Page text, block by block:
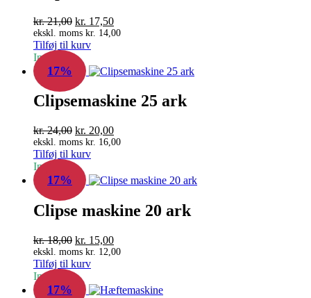
kr.21,00 Den
oprindelige
pris
var:
kr. 21,00.
kr. 17,50Den
aktuelle
kr. 17,50.
ekskl. moms kr. 14,00
Tilføj til kurv
In Stock
17%
Clipsemaskine 25 ark
kr.24,00 Den
oprindelige
pris
var:
kr. 24,00.
kr. 20,00Den
aktuelle
kr. 20,00.
ekskl. moms kr. 16,00
Tilføj til kurv
In Stock
17%
Clipse maskine 20 ark
kr.18,00 Den
oprindelige
pris
var:
kr. 18,00.
kr. 15,00Den
aktuelle
kr. 15,00.
ekskl. moms kr. 12,00
Tilføj til kurv
In Stock
17%